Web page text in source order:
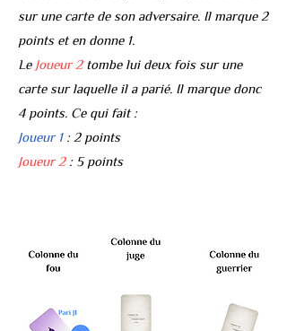
sur une carte de son adversaire. Il marque 2
points et en donne 1.
Le Joueur 2tombe lui deux fois sur une
carte sur laquelle il a parié. Il marque donc
4 points. Ce qui fait :
Joueur 1 : 2 points
Joueur 2 : 5 points